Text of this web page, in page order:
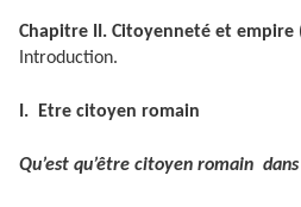
Chapitre II. Citoyenneté et empire
Introduction.
I. Etre citoyen romain
Qu’est qu’être citoyen romain